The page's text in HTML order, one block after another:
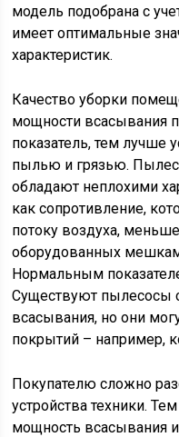
модель подобрана с
имеет оптимальные
характеристик.
Качество уборки
мощности всасывания
показатель, тем лучше
пылью и грязью.
обладают неплохими
как сопротивление,
потоку воздуха,
оборудованных
Нормальным
Существуют
всасывания, но они
покрытий – например,
Покупателю сложно
устройства техники.
мощность всасывания